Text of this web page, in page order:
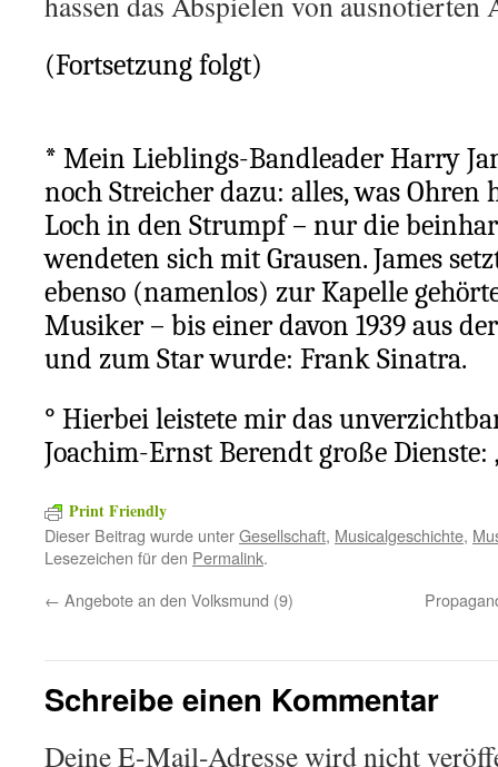
(Fortsetzung folgt)
* Mein Lieblings-Bandleader Harry
noch Streicher dazu: alles, was Ohren
Loch in den Strumpf – nur die
wendeten sich mit Grausen. James
ebenso (namenlos) zur Kapelle
Musiker – bis einer davon 1939 aus
und zum Star wurde: Frank Sinatra.
° Hierbei leistete mir das
Joachim-Ernst Berendt große Dienste:
Print Friendly
Dieser Beitrag wurde unterGesellschaft, Musicalgeschichte,
Lesezeichen für den Permalink.
← Angebote an den Volksmund (9)
Schreibe einen Kommentar
Deine E-Mail-Adresse wird nicht